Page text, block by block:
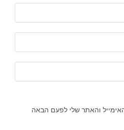
והאתר שלי לפעם הבאה